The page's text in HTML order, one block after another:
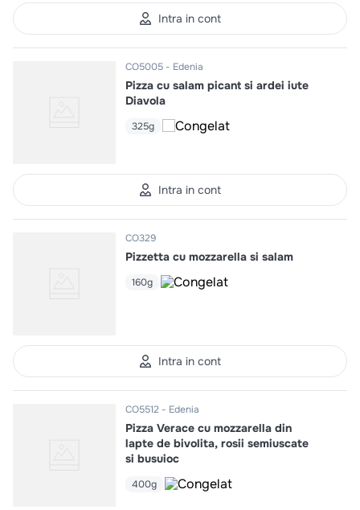
Intra in cont
CO5005 Edenia
Pizza cu salam picant si ardei iute
Diavola
325g
Intra in cont
CO329
Pizzetta cu mozzarella si salam
160g
Intra in cont
CO5512 Edenia
Pizza Verace cu mozzarella din
lapte de bivolita, rosii semiuscate
si busuioc
400g